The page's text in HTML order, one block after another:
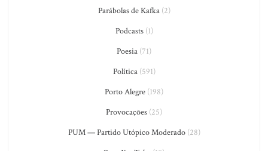
Parábolas de Kafka(2)
Podcasts(1)
Poesia (71)
Política(591)
Porto Alegre (198)
Provocações (25)
PUM — Partido Utópico Moderado(28)